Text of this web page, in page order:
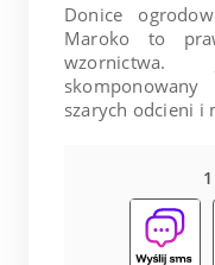
Donice
Maroko to
szarych odcieni i